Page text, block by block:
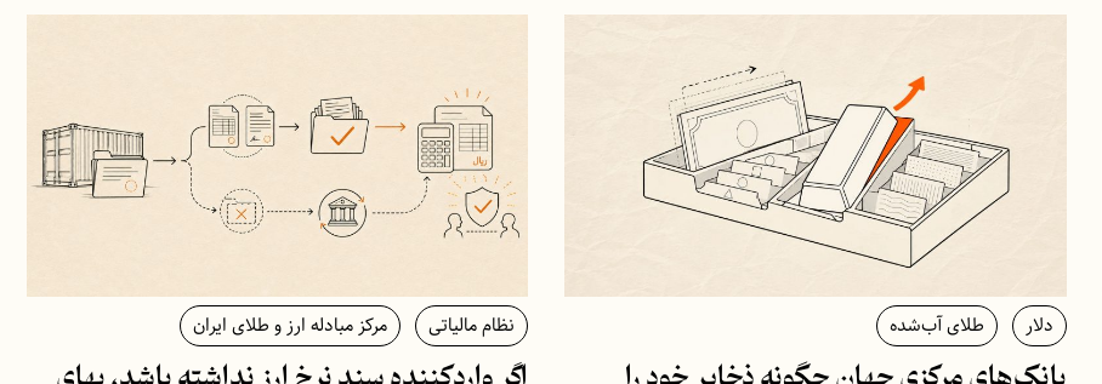
دلار طلای آب‌شده نظام مالیاتی مرکز مبادله ارز و طلای ایران